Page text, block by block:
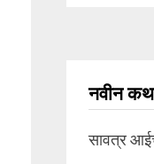
नवीन
सावत्र